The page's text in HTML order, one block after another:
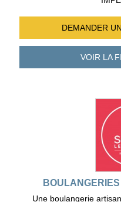
DEMANDER
VOIR LA
Une boulangerie